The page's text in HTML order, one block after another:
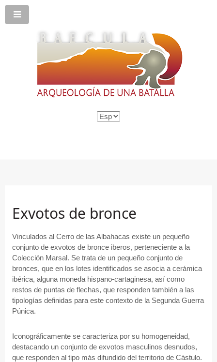
Exvotos de bronce
Vinculados al Cerro de las Albahacas existe un pequeño
conjunto de exvotos de bronce iberos, perteneciente a la
Colección Marsal. Se trata de un pequeño conjunto de
bronces, que en los lotes identificados se asocia a cerámica
ibérica, alguna moneda hispano-cartaginesa, así como
restos de puntas de flechas, que responden también a las
tipologías definidas para este contexto de la Segunda Guerra
Púnica.
Iconográficamente se caracteriza por su homogeneidad,
destacando un conjunto de exvotos masculinos desnudos,
que responden al tipo más difundido del territorio de Cástulo.